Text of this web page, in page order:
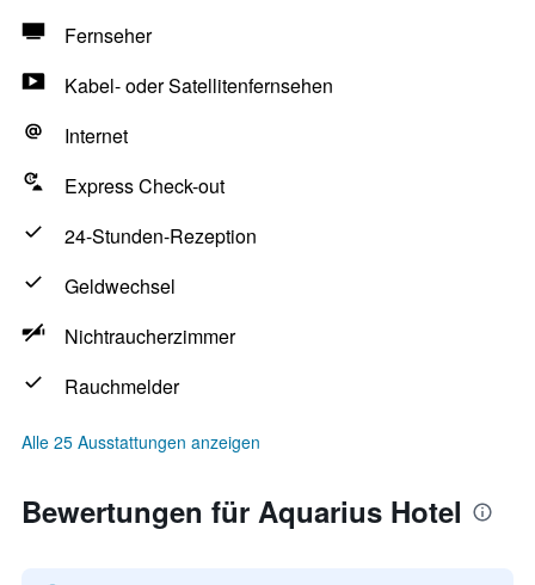
Fernseher
Kabel- oder Satellitenfernsehen
Internet
Express Check-out
24-Stunden-Rezeption
Geldwechsel
Nichtraucherzimmer
Rauchmelder
Alle 25 Ausstattungen anzeigen
Bewertungen für Aquarius Hotel